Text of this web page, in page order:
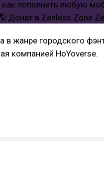
в жанре городского
компанией HoYoverse.